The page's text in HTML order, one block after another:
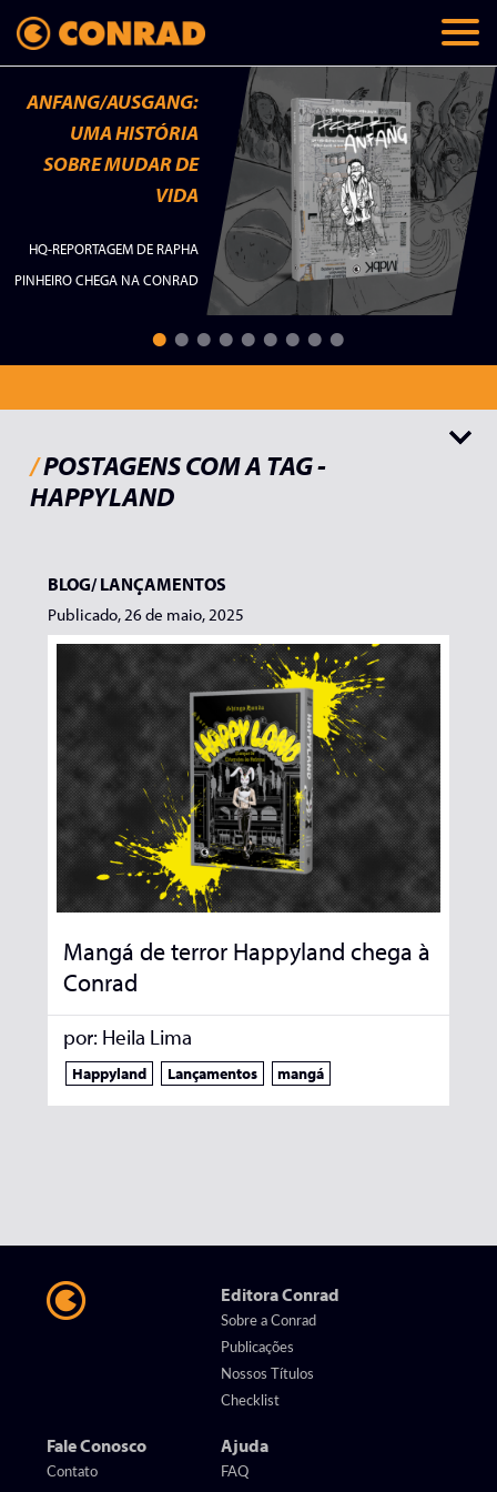
ANFANG/AUSGANG:
UMA HISTÓRIA
SOBRE MUDAR DE
VIDA
HQ-REPORTAGEM DE RAPHA
PINHEIRO CHEGA NA CONRAD
/POSTAGENS COM A TAG -
HAPPYLAND
BLOG/LANÇAMENTOS
Publicado, 26 de maio, 2025
Mangá de terror Happyland chega à
Conrad
por: Heila Lima
Happyland Lançamentos mangá
Editora Conrad
Sobre a Conrad
Publicações
Nossos Títulos
Checklist
Fale Conosco
Contato
Ajuda
FAQ